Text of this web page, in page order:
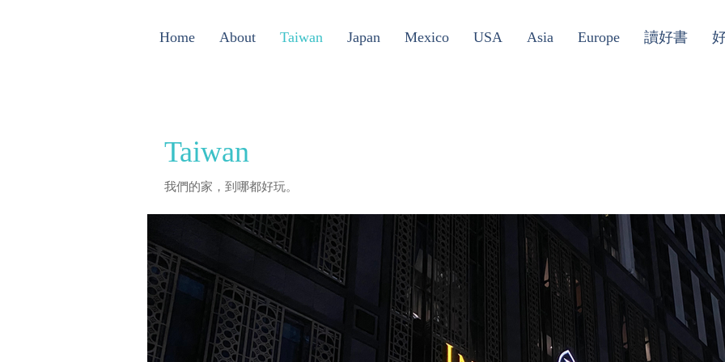
Home About Taiwan Japan Mexico USA Asia Europe 讀好書
Taiwan
我們的家，到哪都好玩。